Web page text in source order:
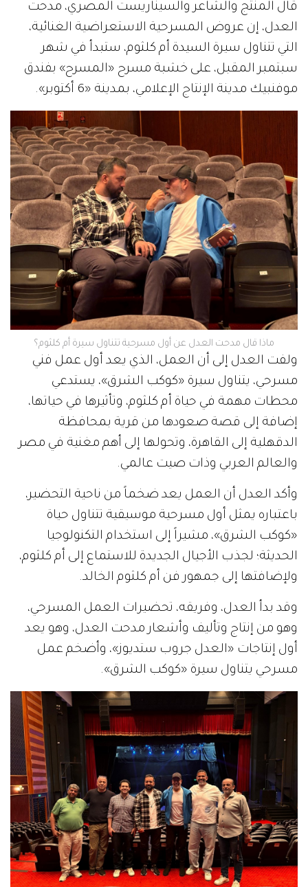
قال المنتج والشاعر والسيناريست المصري، مدحت
العدل، إن عروض المسرحية الاستعراضية الغنائية،
التي تتناول سيرة السيدة أم كلثوم، ستبدأ في شهر
سبتمبر المقبل، على خشبة مسرح «المسرح» بفندق
موفنبيك مدينة الإنتاج الإعلامي، بمدينة «6 أكتوبر».
ماذا قال مدحت العدل عن أول مسرحية تتناول سيرة أم كلثوم؟
ولفت العدل إلى أن العمل، الذي يعد أول عمل فني
مسرحي، يتناول سيرة «كوكب الشرق»، يستدعي
محطات مهمة في حياة أم كلثوم، وتأثيرها في حياتها،
إضافة إلى قصة صعودها من قرية بمحافظة
الدقهلية إلى القاهرة، وتحولها إلى أهم مغنية في مصر
والعالم العربي وذات صيت عالمي.
وأكد العدل أن العمل يعد ضخماً من ناحية التحضير،
باعتباره يمثل أول مسرحية موسيقية تتناول حياة
«كوكب الشرق»، مشيراً إلى استخدام التكنولوجيا
الحديثة؛ لجذب الأجيال الجديدة للاستماع إلى أم كلثوم،
ولإضافتها إلى جمهور فن أم كلثوم الخالد.
وقد بدأ العدل، وفريقه، تحضيرات العمل المسرحي،
وهو من إنتاج وتأليف وأشعار مدحت العدل، وهو يعد
أول إنتاجات «العدل جروب ستديوز»، وأضخم عمل
مسرحي يتناول سيرة «كوكب الشرق».